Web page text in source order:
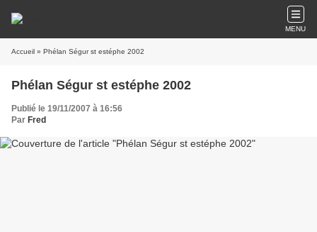
MENU
Accueil » Phélan Ségur st estéphe 2002
Phélan Ségur st estéphe 2002
Publié le 19/11/2007 à 16:56
Par Fred